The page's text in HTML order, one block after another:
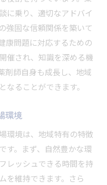
に乗り、適切なアドバイ
強固な信頼関係を築いて
康問題に対応するための
催され、知識を深める機
剤師自身も成長し、地域
ることができます。
環境
環境は、地域特有の特徴
す。まず、自然豊かな環
レッシュできる時間を持
を維持できます。さら